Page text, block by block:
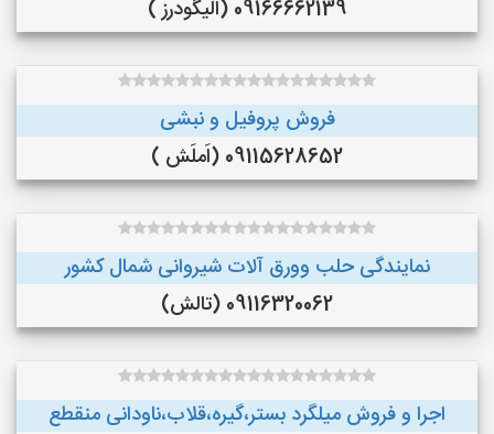
09166662139 (الیگودرز )
فروش پروفیل و نبشی
09115628652 (اَملَش )
نمایندگی حلب وورق آلات شیروانی شمال کشور
09116320062 (تالش)
اجرا و فروش میلگرد بستر،گیره،قلاب،ناودانی منقطع